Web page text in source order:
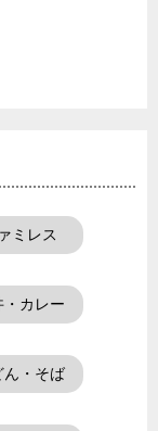
ミレス
・カレー
ん・そば